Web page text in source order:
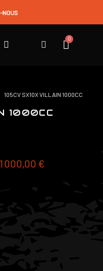
105CV SX10X VILLAIN 1000CC
1000CC
000,00 €